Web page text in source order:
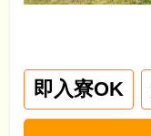
即入寮OK